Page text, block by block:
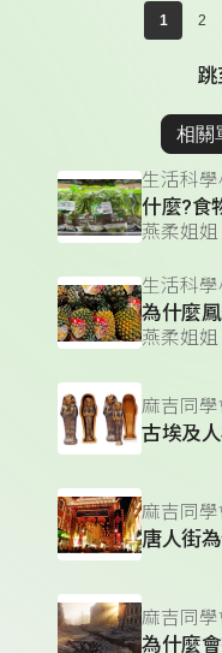
1 2
跳
相關
生活科
什麼?食
燕柔姐姐
生活科
為什麼
燕柔姐姐
麻吉同
古埃及
麻吉同
唐人街
麻吉同
為什麼